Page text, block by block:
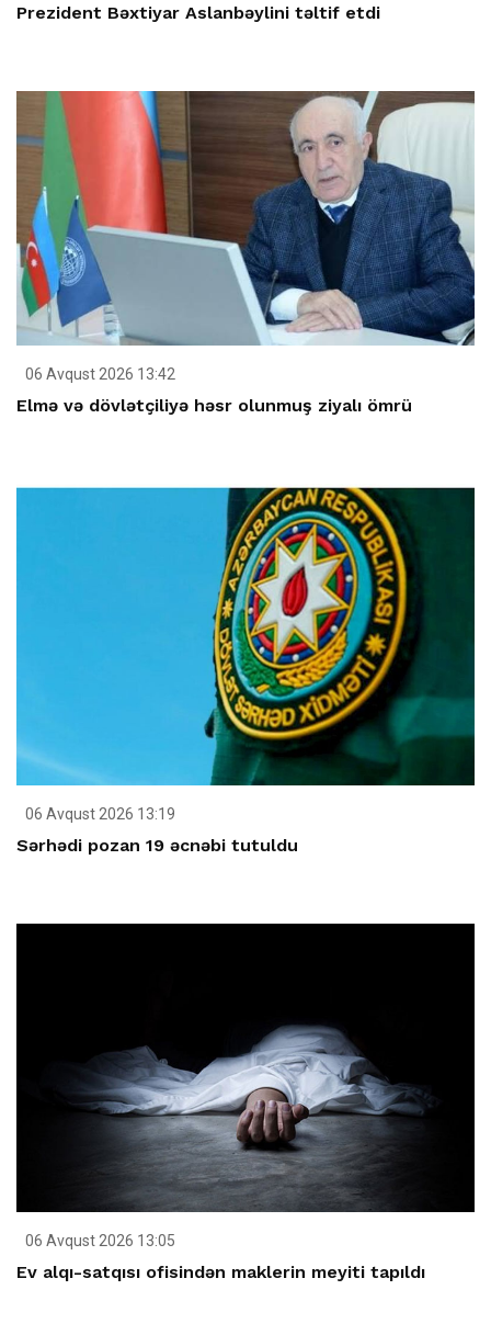
Prezident Bəxtiyar Aslanbəylini təltif etdi
06 Avqust 2026 13:42
Elmə və dövlətçiliyə həsr olunmuş ziyalı ömrü
06 Avqust 2026 13:19
Sərhədi pozan 19 əcnəbi tutuldu
06 Avqust 2026 13:05
Ev alqı-satqısı ofisindən maklerin meyiti tapıldı